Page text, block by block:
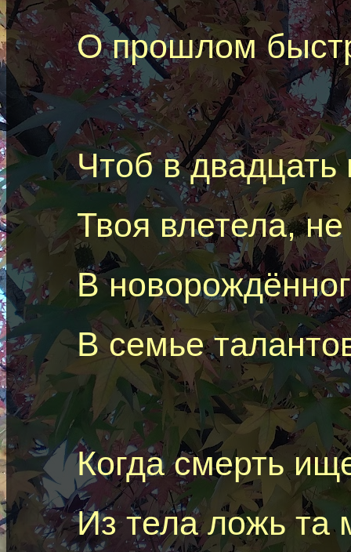
О прошлом
Чтоб в
Твоя влетела, не
В
В семье
Когда смерть
Из тела ложь та